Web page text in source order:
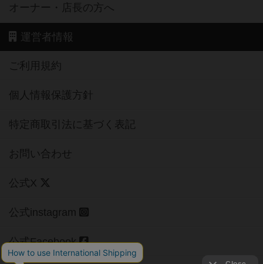
オーナー・店長の方へ
運営者情報
ご利用規約
個人情報保護方針
特定商取引法に基づく表記
お問い合わせ
公式X
公式instagram
公式Facebook